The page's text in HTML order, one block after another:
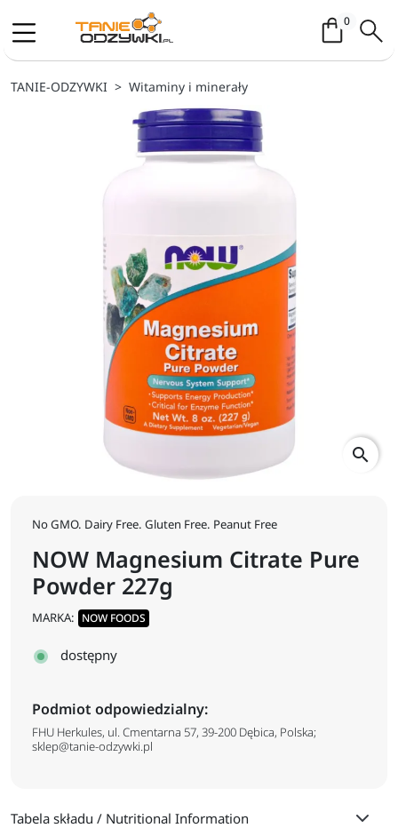
0Koszyk /
TANIE-ODZYWKI Witaminy i minerały
search
No GMO. Dairy Free. Gluten Free. Peanut Free
NOW Magnesium Citrate Pure
Powder 227g
MARKA: NOW FOODS
dostępny
Podmiot odpowiedzialny:
FHU Herkules, ul. Cmentarna 57, 39-200 Dębica, Polska;
sklep@tanie-odzywki.pl
Tabela składu / Nutritional Information